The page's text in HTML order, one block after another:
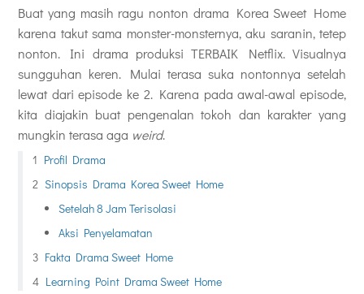
Buat yang masih ragu nonton drama Korea Sweet Home
karena takut sama monster-monsternya, aku saranin, tetep
nonton. Ini drama produksi TERBAIK Netflix. Visualnya
sungguhan keren. Mulai terasa suka nontonnya setelah
lewat dari episode ke 2. Karena pada awal-awal episode,
kita diajakin buat pengenalan tokoh dan karakter yang
mungkin terasa aga weird.
Profil Drama
Sinopsis Drama Korea Sweet Home
Setelah 8 Jam Terisolasi
Aksi Penyelamatan
Fakta Drama Sweet Home
Learning Point Drama Sweet Home